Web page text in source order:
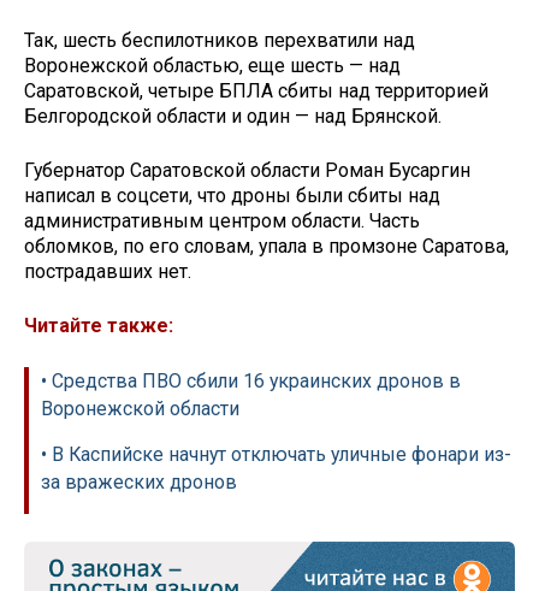
Так, шесть беспилотников перехватили над
Воронежской областью, еще шесть — над
Саратовской, четыре БПЛА сбиты над территорией
Белгородской области и один — над Брянской.
Губернатор Саратовской области Роман Бусаргин
написал в соцсети, что дроны были сбиты над
административным центром области. Часть
обломков, по его словам, упала в промзоне Саратова,
пострадавших нет.
Читайте также:
• Средства ПВО сбили 16 украинских дронов в
Воронежской области
• В Каспийске начнут отключать уличные фонари из-
за вражеских дронов